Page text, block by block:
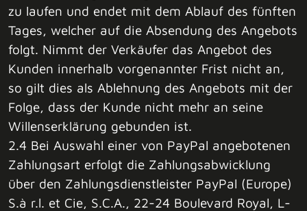
zu laufen und endet mit dem Ablauf des fünften
Tages, welcher auf die Absendung des Angebots
folgt. Nimmt der Verkäufer das Angebot des
Kunden innerhalb vorgenannter Frist nicht an,
so gilt dies als Ablehnung des Angebots mit der
Folge, dass der Kunde nicht mehr an seine
Willenserklärung gebunden ist.
2.4 Bei Auswahl einer von PayPal angebotenen
Zahlungsart erfolgt die Zahlungsabwicklung
über den Zahlungsdienstleister PayPal (Europe)
S.à r.l. et Cie, S.C.A., 22-24 Boulevard Royal, L-